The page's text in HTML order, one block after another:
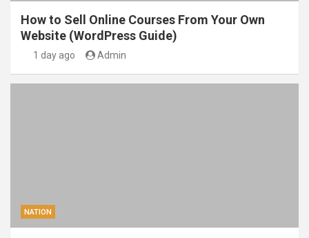
How to Sell Online Courses From Your Own
Website (WordPress Guide)
1 day ago Admin
NATION